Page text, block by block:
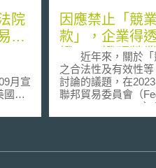
院
法
月宣
國商
Act
因應禁止「競
款」，企業得
證」，證明營
擁有
近年來，關於「
之合法性及有效性
討論的議題，在
聯邦貿易委員會（
Commission, FTC
禁止條款」之提案